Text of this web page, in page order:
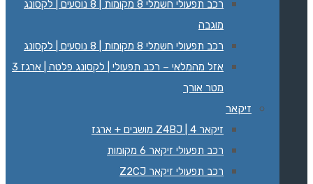
רכב תפעולי חשמלי 8 מקומות | 8 נוסעים | לקסונג
מוגבה
רכב תפעולי חשמלי 8 מקומות | 8 נוסעים | לקסונג
‏‏אזל מהמלאי – רכב תפעולי | לקסונג פלטה | ארגז 3
מטר אורך
זיקאר
זיקאר Z4BJ | 4 מושבים + ארגז
רכב תפעולי זיקאר 6 מקומות
רכב תפעולי זיקאר Z2CJ